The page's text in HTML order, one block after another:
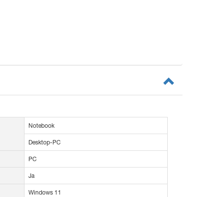
Notebook
Desktop-PC
PC
Ja
Windows 11